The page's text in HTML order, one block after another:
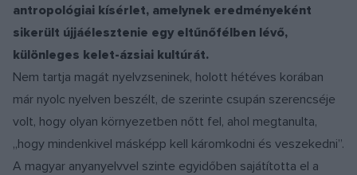
antropológiai kísérlet, amelynek eredményeként
sikerült újjáélesztenie egy eltűnőfélben lévő,
különleges kelet-ázsiai kultúrát.
Nem tartja magát nyelvzseninek, holott hétéves korában
már nyolc nyelven beszélt, de szerinte csupán szerencséje
volt, hogy olyan környezetben nőtt fel, ahol megtanulta,
„hogy mindenkivel másképp kell káromkodni és veszekedni”.
A magyar anyanyelvvel szinte egyidőben sajátította el a